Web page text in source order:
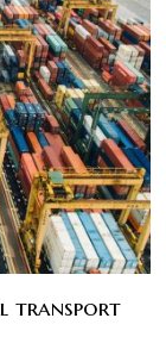
transport